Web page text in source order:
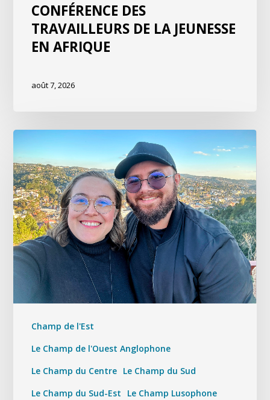
CONFÉRENCE DES
TRAVAILLEURS DE LA JEUNESSE
EN AFRIQUE
août 7, 2026
Champ de l'Est
Le Champ de l'Ouest Anglophone
Le Champ du Centre Le Champ du Sud
Le Champ du Sud-Est
Le Champ Lusophone